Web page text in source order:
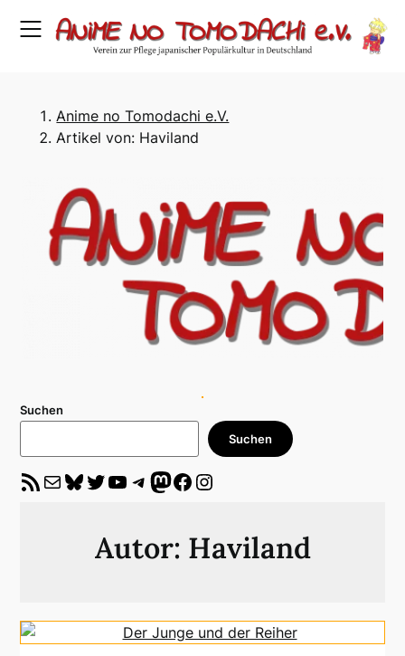
Anime no Tomodachi e.V.
Artikel von: Haviland
Suchen
Suchen
RSS-Feed E-Mail Bluesky Twitter YouTube Telegram Mastodon Facebook Instagram
Autor: Haviland